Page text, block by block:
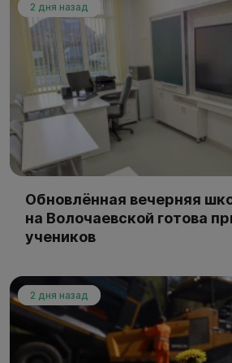
2 дня назад
Обновлённая вечерняя
на Волочаевской готова
учеников
2 дня назад